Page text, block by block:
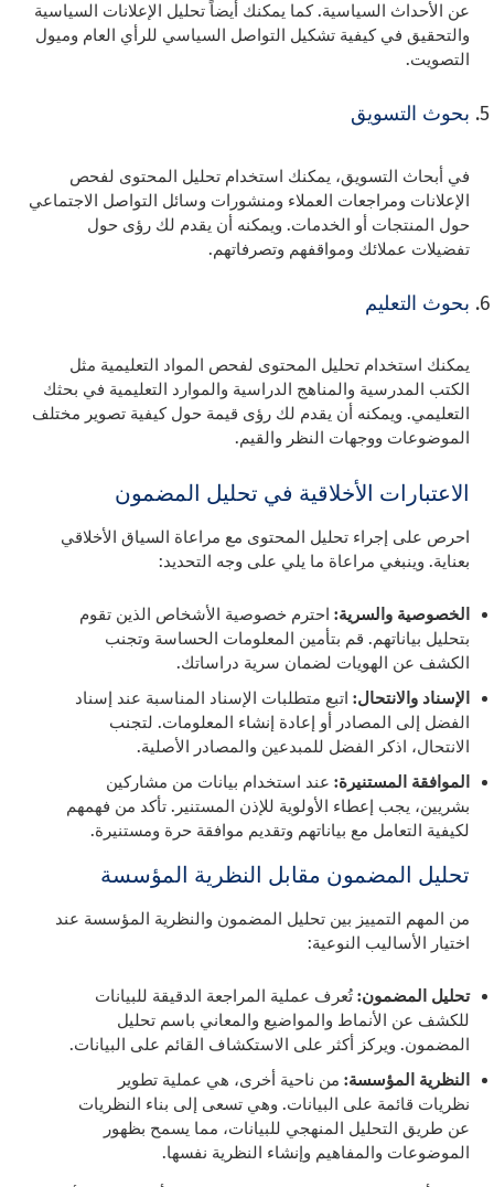
عن الأحداث السياسية. كما يمكنك أيضاً تحليل الإعلانات السياسية
والتحقيق في كيفية تشكيل التواصل السياسي للرأي العام وميول
التصويت.
بحوث التسويق
في أبحاث التسويق، يمكنك استخدام تحليل المحتوى لفحص
الإعلانات ومراجعات العملاء ومنشورات وسائل التواصل الاجتماعي
حول المنتجات أو الخدمات. ويمكنه أن يقدم لك رؤى حول
تفضيلات عملائك ومواقفهم وتصرفاتهم.
بحوث التعليم
يمكنك استخدام تحليل المحتوى لفحص المواد التعليمية مثل
الكتب المدرسية والمناهج الدراسية والموارد التعليمية في بحثك
التعليمي. ويمكنه أن يقدم لك رؤى قيمة حول كيفية تصوير مختلف
الموضوعات ووجهات النظر والقيم.
الاعتبارات الأخلاقية في تحليل المضمون
احرص على إجراء تحليل المحتوى مع مراعاة السياق الأخلاقي
بعناية. وينبغي مراعاة ما يلي على وجه التحديد:
الخصوصية والسرية: احترم خصوصية الأشخاص الذين تقوم
بتحليل بياناتهم. قم بتأمين المعلومات الحساسة وتجنب
الكشف عن الهويات لضمان سرية دراساتك.
الإسناد والانتحال: اتبع متطلبات الإسناد المناسبة عند إسناد
الفضل إلى المصادر أو إعادة إنشاء المعلومات. لتجنب
الانتحال، اذكر الفضل للمبدعين والمصادر الأصلية.
الموافقة المستنيرة: عند استخدام بيانات من مشاركين
بشريين، يجب إعطاء الأولوية للإذن المستنير. تأكد من فهمهم
لكيفية التعامل مع بياناتهم وتقديم موافقة حرة ومستنيرة.
تحليل المضمون مقابل النظرية المؤسسة
من المهم التمييز بين تحليل المضمون والنظرية المؤسسة عند
اختيار الأساليب النوعية:
تحليل المضمون: تُعرف عملية المراجعة الدقيقة للبيانات
للكشف عن الأنماط والمواضيع والمعاني باسم تحليل
المضمون. ويركز أكثر على الاستكشاف القائم على البيانات.
النظرية المؤسسة: من ناحية أخرى، هي عملية تطوير
نظريات قائمة على البيانات. وهي تسعى إلى بناء النظريات
عن طريق التحليل المنهجي للبيانات، مما يسمح بظهور
الموضوعات والمفاهيم وإنشاء النظرية نفسها.